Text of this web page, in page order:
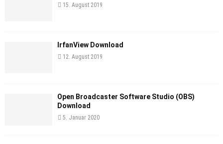
15. August 2019
IrfanView Download
12. August 2019
Open Broadcaster Software Studio (OBS)
Download
5. Januar 2020